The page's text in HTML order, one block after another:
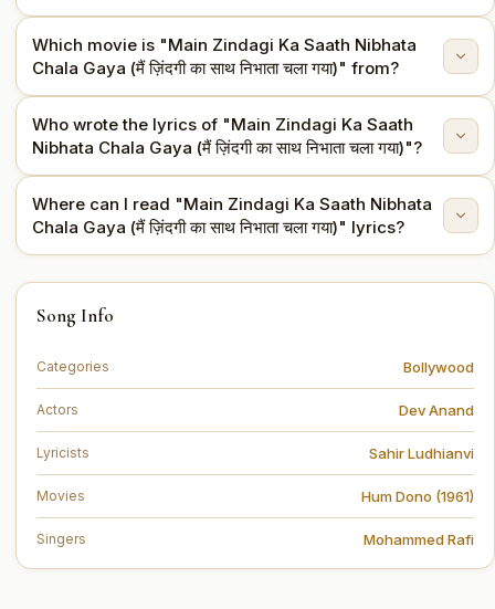
"Main Zindagi Ka Saath Nibhata Chala Gaya (मैं ज़िंदगी का
साथ निभाता चला गया)" is sung by Mohammed Rafi.
Which movie is "Main Zindagi Ka Saath Nibhata
Chala Gaya (मैं ज़िंदगी का साथ निभाता चला गया)" from?
This song is from the movie Hum Dono (1961).
Who wrote the lyrics of "Main Zindagi Ka Saath
Nibhata Chala Gaya (मैं ज़िंदगी का साथ निभाता चला गया)"?
The lyrics are written by Sahir Ludhianvi.
Where can I read "Main Zindagi Ka Saath Nibhata
Chala Gaya (मैं ज़िंदगी का साथ निभाता चला गया)" lyrics?
You can read the full lyrics of "Main Zindagi Ka Saath
Nibhata Chala Gaya (मैं ज़िंदगी का साथ निभाता चला गया)" on this
Song Info
Categories Bollywood
Actors Dev Anand
Lyricists Sahir Ludhianvi
Movies Hum Dono (1961)
Singers Mohammed Rafi